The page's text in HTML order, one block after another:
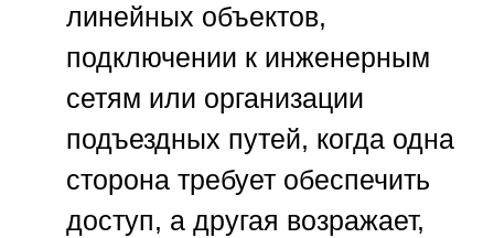
линейных объектов,
подключении к инженерным
сетям или организации
подъездных путей, когда одна
сторона требует обеспечить
доступ, а другая возражает,